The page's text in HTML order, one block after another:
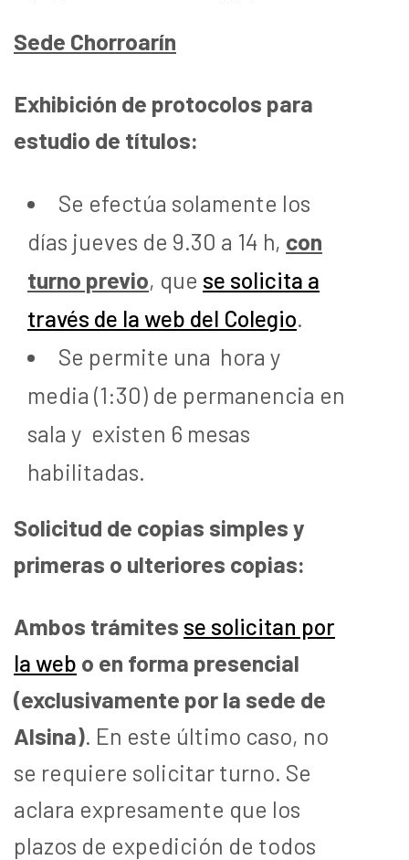
Sede Chorroarín
Exhibición de protocolos para
estudio de títulos:
Se efectúa solamente los
días jueves de 9.30 a 14 h, con
turno previo, que se solicita a
través de la web del Colegio.
Se permite una hora y
media (1:30) de permanencia en
sala y existen 6 mesas
habilitadas.
Solicitud de copias simples y
primeras o ulteriores copias:
Ambos trámites se solicitan por
la web o en forma presencial
(exclusivamente por la sede de
Alsina). En este último caso, no
se requiere solicitar turno. Se
aclara expresamente que los
plazos de expedición de todos